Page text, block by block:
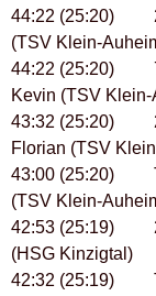
44:22 (25:20) 2
(TSV Klein-
44:22 (25:20) 7-
Kevin (TSV
43:32 (25:20) 2
Florian (TSV
43:00 (25:20)
(TSV Klein-
42:53 (25:19) 2
(HSG Kinzigtal)
42:32 (25:19)